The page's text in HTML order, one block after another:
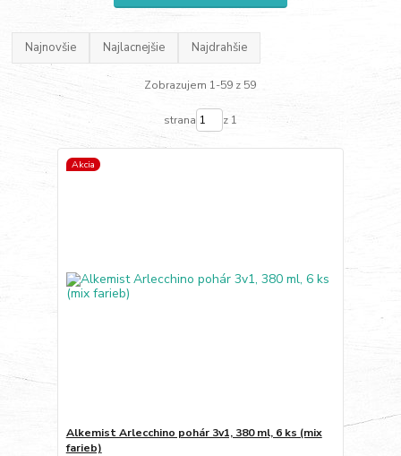
Najnovšie Najlacnejšie Najdrahšie
Zobrazujem 1-59 z 59
strana z 1
Akcia
Alkemist Arlecchino pohár 3v1, 380 ml, 6 ks (mix
farieb)